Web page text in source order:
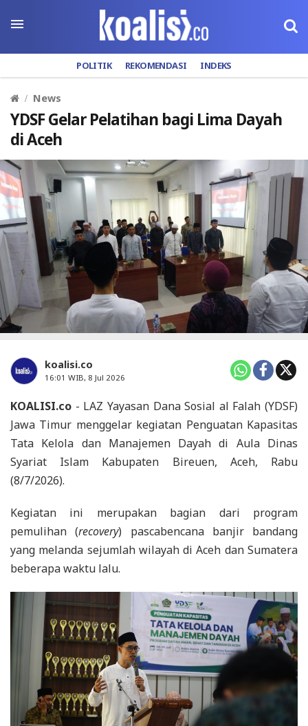
POLITIK REKOMENDASI INDEKS
News
YDSF Gelar Pelatihan bagi Lima Dayah
di Aceh
koalisi.co
16:01 WIB, 8 Jul 2026
KOALISI.co - LAZ Yayasan Dana Sosial al Falah (YDSF)
Jawa Timur menggelar kegiatan Penguatan Kapasitas
Tata Kelola dan Manajemen Dayah di Aula Dinas
Syariat Islam Kabupaten Bireuen, Aceh, Rabu
(8/7/2026).
Kegiatan ini merupakan bagian dari program
pemulihan (recovery) pascabencana banjir bandang
yang melanda sejumlah wilayah di Aceh dan Sumatera
beberapa waktu lalu.